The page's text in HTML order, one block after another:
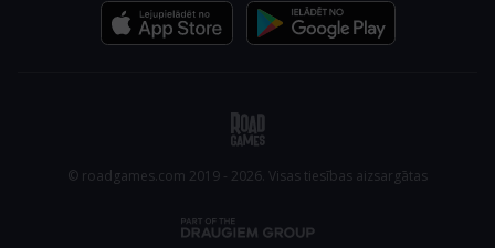
© roadgames.com 2019 - 2026. Visas tiesības aizsargātas